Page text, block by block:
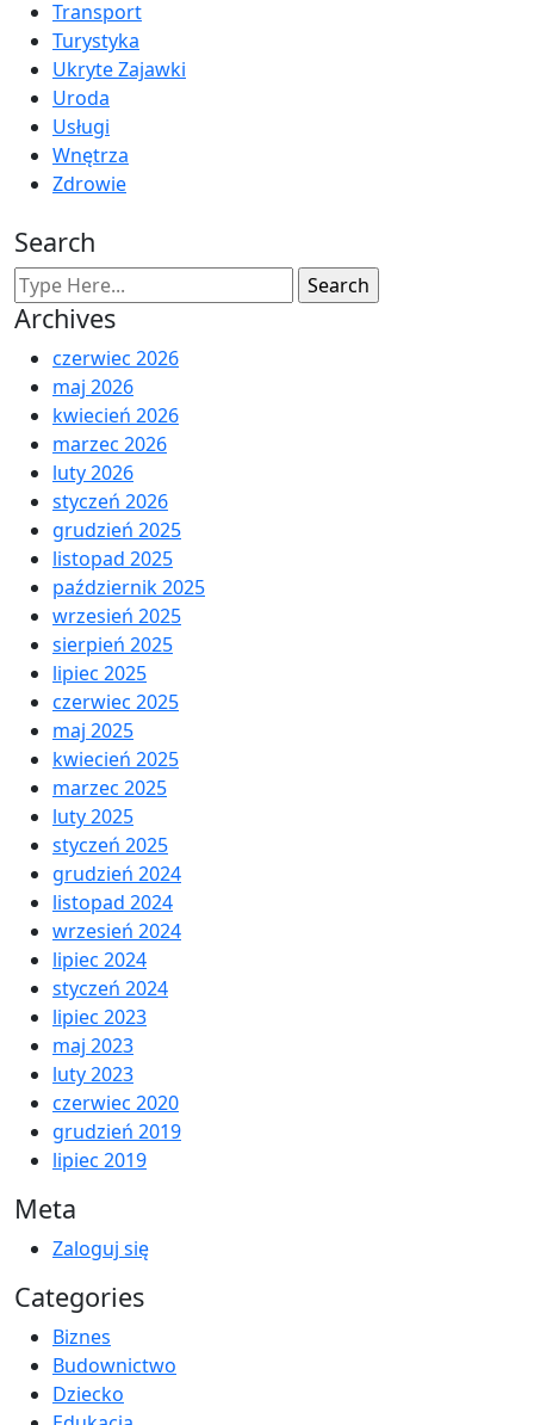
Transport
Turystyka
Ukryte Zajawki
Uroda
Usługi
Wnętrza
Zdrowie
Search
Archives
czerwiec 2026
maj 2026
kwiecień 2026
marzec 2026
luty 2026
styczeń 2026
grudzień 2025
listopad 2025
październik 2025
wrzesień 2025
sierpień 2025
lipiec 2025
czerwiec 2025
maj 2025
kwiecień 2025
marzec 2025
luty 2025
styczeń 2025
grudzień 2024
listopad 2024
wrzesień 2024
lipiec 2024
styczeń 2024
lipiec 2023
maj 2023
luty 2023
czerwiec 2020
grudzień 2019
lipiec 2019
Meta
Zaloguj się
Categories
Biznes
Budownictwo
Dziecko